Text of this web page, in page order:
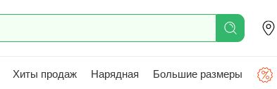
Хиты продаж Нарядная Большие размеры